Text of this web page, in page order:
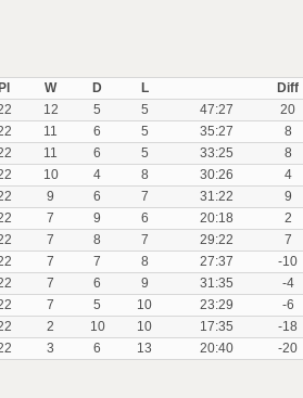
Pl W D L Diff
12 5 5 47:27 20
11 6 5 35:27 8
11 6 5 33:25 8
10 4 8 30:26 4
9 6 7 31:22 9
7 9 6 20:18 2
7 8 7 29:22 7
7 7 8 27:37 -10
7 6 9 31:35 -4
7 5 10 23:29 -6
2 10 10 17:35 -18
3 6 13 20:40 -20